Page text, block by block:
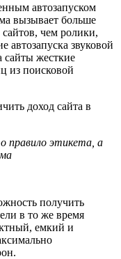
автозапуском
вызывает больше
сайтов, чем ролики,
автозапуска звуковой
сайты жесткие
из поисковой
правило этикета, а
получить
в то же время
емкий и